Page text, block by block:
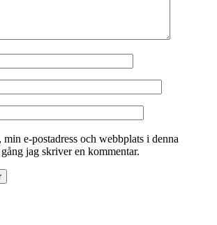
min e-postadress och webbplats i denna
jag skriver en kommentar.